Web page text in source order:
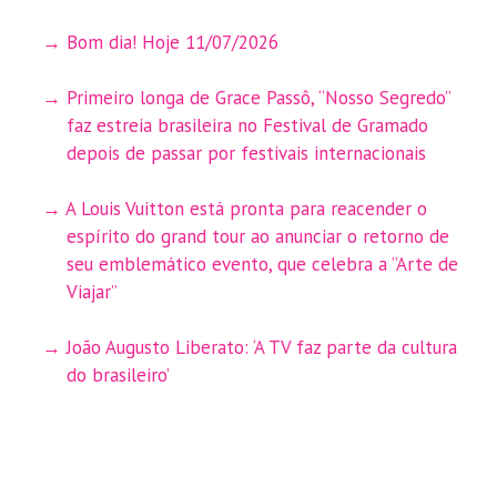
Bom dia! Hoje 11/07/2026
Primeiro longa de Grace Passô, “Nosso Segredo”
faz estreia brasileira no Festival de Gramado
depois de passar por festivais internacionais
A Louis Vuitton está pronta para reacender o
espírito do grand tour ao anunciar o retorno de
seu emblemático evento, que celebra a ”Arte de
Viajar”
João Augusto Liberato: ‘A TV faz parte da cultura
do brasileiro’